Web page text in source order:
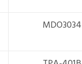
MDO3034